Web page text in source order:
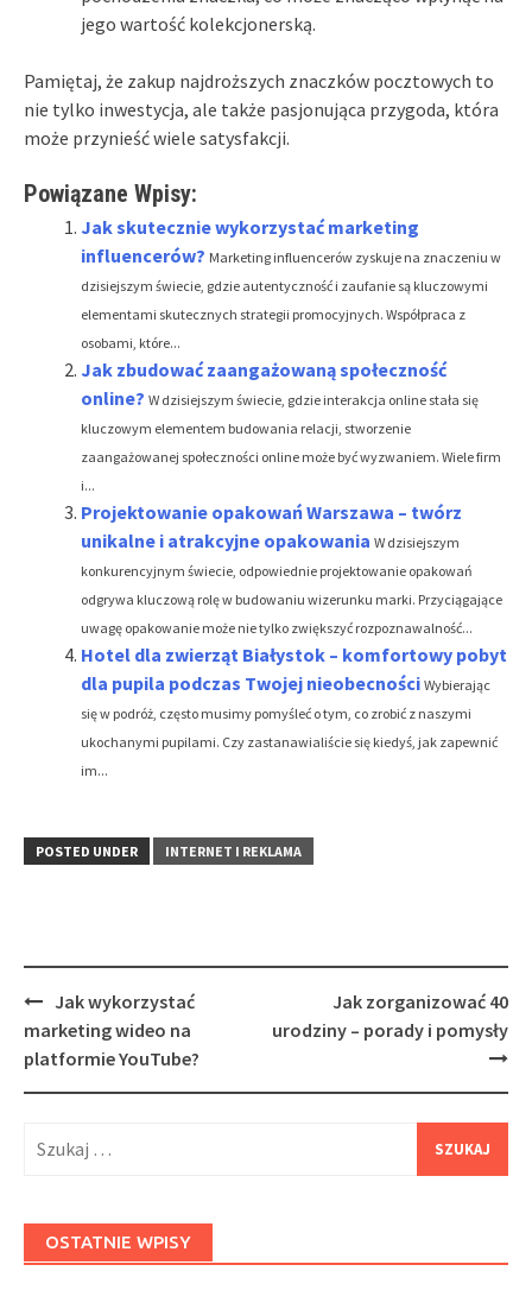
jego wartość kolekcjonerską.
Pamiętaj, że zakup najdroższych znaczków pocztowych to
nie tylko inwestycja, ale także pasjonująca przygoda, która
może przynieść wiele satysfakcji.
Powiązane Wpisy:
Jak skutecznie wykorzystać marketing
influencerów? Marketing influencerów zyskuje na znaczeniu w
dzisiejszym świecie, gdzie autentyczność i zaufanie są kluczowymi
elementami skutecznych strategii promocyjnych. Współpraca z
osobami, które...
Jak zbudować zaangażowaną społeczność
online? W dzisiejszym świecie, gdzie interakcja online stała się
kluczowym elementem budowania relacji, stworzenie
zaangażowanej społeczności online może być wyzwaniem. Wiele firm
i...
Projektowanie opakowań Warszawa – twórz
unikalne i atrakcyjne opakowania W dzisiejszym
konkurencyjnym świecie, odpowiednie projektowanie opakowań
odgrywa kluczową rolę w budowaniu wizerunku marki. Przyciągające
uwagę opakowanie może nie tylko zwiększyć rozpoznawalność...
Hotel dla zwierząt Białystok – komfortowy pobyt
dla pupila podczas Twojej nieobecności Wybierając
się w podróż, często musimy pomyśleć o tym, co zrobić z naszymi
ukochanymi pupilami. Czy zastanawialiście się kiedyś, jak zapewnić
im...
POSTED UNDER INTERNET I REKLAMA
Post
navigation
Jak wykorzystać
marketing wideo na
platformie YouTube?
Jak zorganizować 40
urodziny – porady i pomysły
OSTATNIE WPISY